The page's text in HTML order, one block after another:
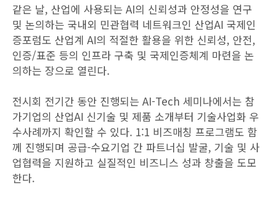
같은 날, 산업에 사용되는 AI의 신뢰성과 안정성을 연구
및 논의하는 국내외 민관협력 네트워크인 산업AI 국제인
증포럼도 산업계 AI의 적절한 활용을 위한 신뢰성, 안전,
인증/표준 등의 인프라 구축 및 국제인증체계 마련을 논
의하는 장으로 열린다.
전시회 전기간 동안 진행되는 AI-Tech 세미나에서는 참
가기업의 산업AI 신기술 및 제품 소개부터 기술사업화 우
수사례까지 확인할 수 있다. 1:1 비즈매칭 프로그램도 함
께 진행되며 공급-수요기업 간 파트너십 발굴, 기술 및 사
업협력을 지원하고 실질적인 비즈니스 성과 창출을 도모
한다.